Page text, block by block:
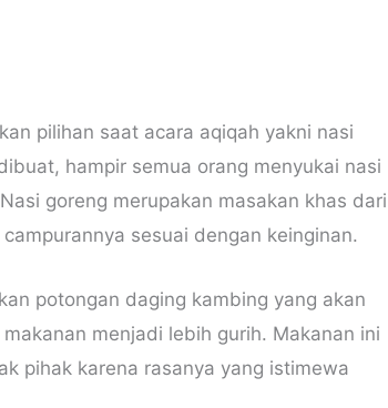
pilihan saat acara aqiqah yakni nasi
hampir semua orang menyukai nasi
goreng merupakan masakan khas dari
sesuai dengan keinginan.
potongan daging kambing yang akan
menjadi lebih gurih. Makanan ini
pihak karena rasanya yang istimewa